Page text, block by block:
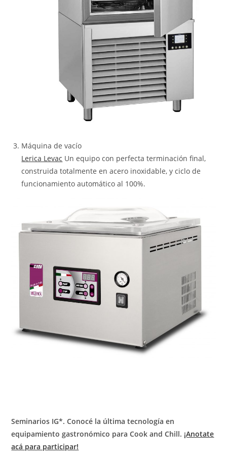
Máquina de vacío
Lerica Levac Un equipo con perfecta terminación final,
construida totalmente en acero inoxidable, y ciclo de
funcionamiento automático al 100%.
Seminarios IG*. Conocé la última tecnología en
equipamiento gastronómico para Cook and Chill. ¡Anotate
acá para participar!